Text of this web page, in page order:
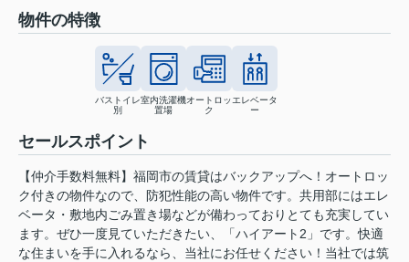
物件の特徴
バストイレ
別
室内洗濯機
置場
オートロッ
ク
エレベータ
ー
セールスポイント
【仲介手数料無料】福岡市の賃貸はバックアップへ！オートロッ
ク付きの物件なので、防犯性能の高い物件です。共用部にはエレ
ベータ・敷地内ごみ置き場などが備わっておりとても充実してい
ます。ぜひ一度見ていただきたい、「ハイアート2」です。快適
な住まいを手に入れるなら、当社にお任せください！当社では筑